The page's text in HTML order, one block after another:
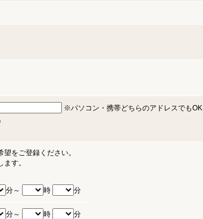
※パソコン・携帯どちらのアドレスでもOK
をご登録ください。
す。
分～ 時 分
分～ 時 分